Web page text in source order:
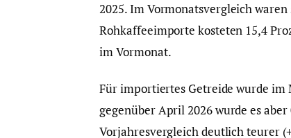
2025. Im Vormonatsvergleich
Rohkaffeeimporte kosteten 15,4
im Vormonat.
Für importiertes Getreide wurde im
gegenüber April 2026 wurde es
Vorjahresvergleich deutlich teurer